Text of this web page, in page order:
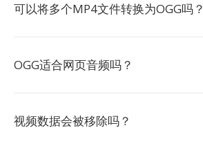
可以将多个MP4文件转换为OGG吗？
OGG适合网页音频吗？
视频数据会被移除吗？